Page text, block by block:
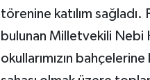
törenine katılım
bulunan Milletvekili Nebi
okullarımızın